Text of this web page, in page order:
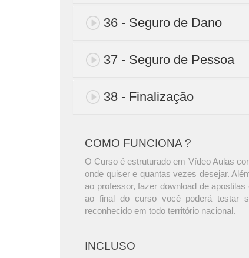
36 - Seguro de Dano
37 - Seguro de Pessoa
38 - Finalização
COMO FUNCIONA ?
O Curso é estruturado em Vídeo Aulas
onde quiser e quantas vezes desejar.
ao professor, fazer download de
ao final do curso você poderá testar
reconhecido em todo território nacional.
INCLUSO